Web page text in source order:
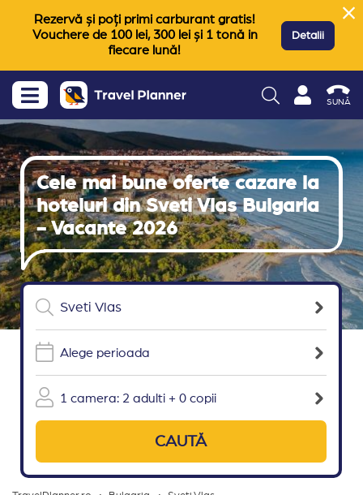
Rezervă și poți primi carburant gratis!
Vouchere de 100 lei, 300 lei și 1 tonă in
fiecare lună!
Detalii
SUNĂ
Cele mai bune oferte cazare la
hoteluri din Sveti Vlas Bulgaria
- Vacante 2026
Alege perioada
1 camera: 2 adulti + 0 copii
CAUTĂ